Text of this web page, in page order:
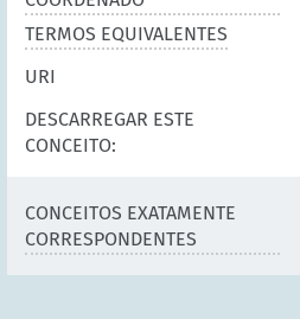
TERMOS EQUIVALENTES
URI
DESCARREGAR ESTE
CONCEITO:
CONCEITOS EXATAMENTE
CORRESPONDENTES